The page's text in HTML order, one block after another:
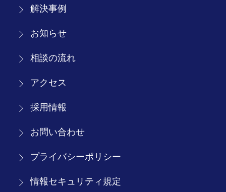
解決事例
お知らせ
相談の流れ
アクセス
採用情報
お問い合わせ
プライバシーポリシー
情報セキュリティ規定